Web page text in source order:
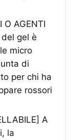
O AGENTI
del gel è
micro
di
per chi ha
rossori
A
la